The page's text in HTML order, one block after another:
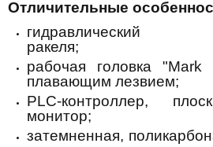
Отличительные
ракеля;
рабочая головка
плавающим лезвием;
PLC-контроллер,
монитор;
затемненная,